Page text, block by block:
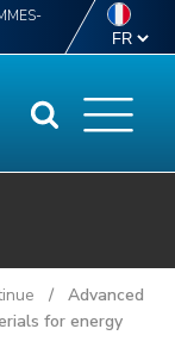
/ Advanced
for energy